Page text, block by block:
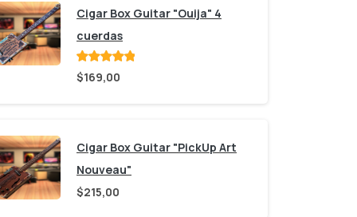
Cigar Box Guitar "Ouija" 4
cuerdas
Valorado
conde 5
$169,00
Cigar Box Guitar "PickUp Art
Nouveau"
$215,00